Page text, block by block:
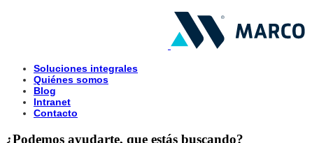
Soluciones integrales
Quiénes somos
Blog
Intranet
Contacto
¿Podemos ayudarte, que estás buscando?